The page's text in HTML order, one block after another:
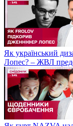
Як український
Лопес? – ЖВЛ